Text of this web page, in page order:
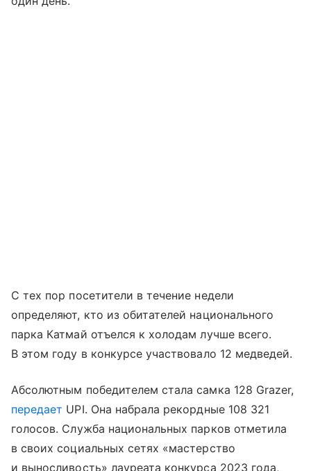
С тех пор посетители в течение недели
определяют, кто из обитателей национального
парка Катмай отъелся к холодам лучше всего.
В этом году в конкурсе участвовало 12 медведей.
Абсолютным победителем стала самка 128 Grazer,
передает UPI. Она набрала рекордные 108 321
голосов. Служба национальных парков отметила
в своих социальных сетях «мастерство
и выносливость» лауреата конкурса 2023 года,